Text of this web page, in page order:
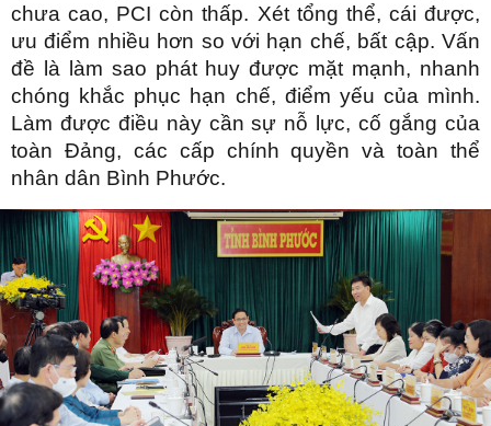
chưa cao, PCI còn thấp. Xét tổng thể, cái được,
ưu điểm nhiều hơn so với hạn chế, bất cập. Vấn
đề là làm sao phát huy được mặt mạnh, nhanh
chóng khắc phục hạn chế, điểm yếu của mình.
Làm được điều này cần sự nỗ lực, cố gắng của
toàn Đảng, các cấp chính quyền và toàn thể
nhân dân Bình Phước.